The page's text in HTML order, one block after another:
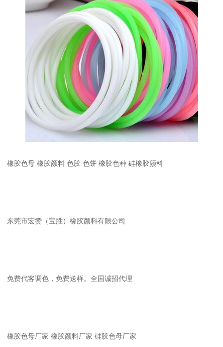
橡胶色母 橡胶颜料 色胶 色饼 橡胶色种 硅橡胶颜料
东莞市宏赞（宝胜）橡胶颜料有限公司
免费代客调色，免费送样。全国诚招代理
橡胶色母厂家 橡胶颜料厂家 硅胶色母厂家